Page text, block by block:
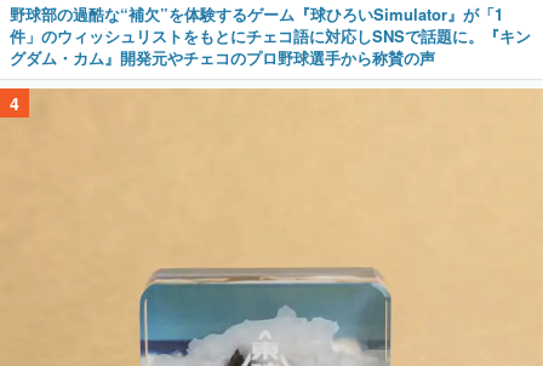
野球部の過酷な“補欠”を体験するゲーム『球ひろいSimulator』が「1
件」のウィッシュリストをもとにチェコ語に対応しSNSで話題に。『キン
グダム・カム』開発元やチェコのプロ野球選手から称賛の声
4